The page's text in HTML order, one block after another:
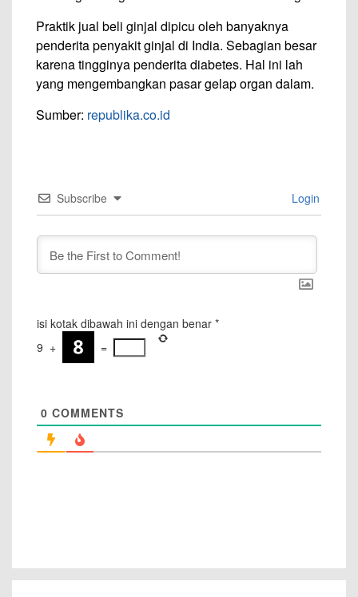
Praktik jual beli ginjal dipicu oleh banyaknya
penderita penyakit ginjal di India. Sebagian besar
karena tingginya penderita diabetes. Hal ini lah
yang mengembangkan pasar gelap organ dalam.
Sumber: republika.co.id
Subscribe Login
isi kotak dibawah ini dengan benar *
9 + =
0 COMMENTS